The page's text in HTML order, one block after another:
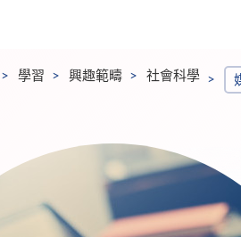
學習 興趣範疇 社會科學